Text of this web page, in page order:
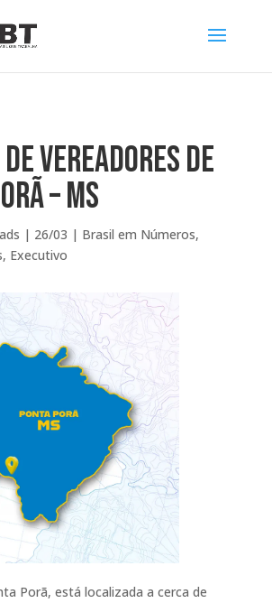
Vereadores de
– MS
| 26/03 | Brasil em Números,
, Executivo
Porã, está localizada a cerca de